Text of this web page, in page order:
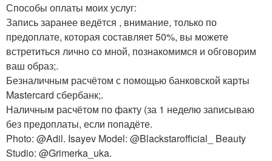
Способы оплаты моих услуг:
Запись заранее ведётся , внимание, только по
предоплате, которая составляет 50%, вы можете
встретиться лично со мной, познакомимся и обговорим
ваш образ;.
Безналичным расчётом с помощью банковской карты
Mastercard сбербанк;.
Наличным расчётом по факту (за 1 неделю записываю
без предоплаты, если попадёте.
Photo: @Adil. Isayev Model: @Blackstarofficial_ Beauty
Studio: @Grimerka_uka.